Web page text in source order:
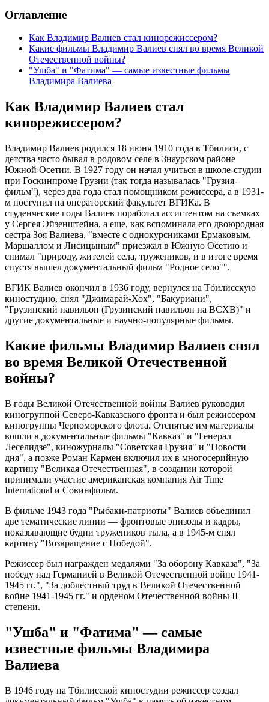
Оглавление
Как Владимир Валиев стал кинорежиссером?
Какие фильмы Владимир Валиев снял во время Великой
Отечественной войны?
"Ушба" и "Фатима" — самые известные фильмы
Владимира Валиева
Как Владимир Валиев стал
кинорежиссером?
Владимир Валиев родился 18 июня 1910 года в Тбилиси, с
детства часто бывал в родовом селе в Знаурском районе
Южной Осетии. В 1927 году он начал учиться в школе-студии
при Госкинпроме Грузии (так тогда называлась "Грузия-
фильм"), через два года стал помощником режиссера, а в 1931-
м поступил на операторский факультет ВГИКа. В
студенческие годы Валиев поработал ассистентом на съемках
у Сергея Эйзенштейна, а еще, как вспоминала его двоюродная
сестра Зоя Валиева, "вместе с однокурсниками Ермаковым,
Маршаллом и Лисицыным" приезжал в Южную Осетию и
снимал "природу, жителей села, тружеников, и в итоге время
спустя вышел документальный фильм "Родное село"".
ВГИК Валиев окончил в 1936 году, вернулся на Тбилисскую
киностудию, снял "Джимарай-Хох", "Бакуриани",
"Грузинский павильон (Грузинский павильон на ВСХВ)" и
другие документальные и научно-популярные фильмы.
Какие фильмы Владимир Валиев снял
во время Великой Отечественной
войны?
В годы Великой Отечественной войны Валиев руководил
киногруппой Северо-Кавказского фронта и был режиссером
киногруппы Черноморского флота. Отснятые им материалы
вошли в документальные фильмы "Кавказ" и "Генерал
Леселидзе", киножурналы "Советская Грузия" и "Новости
дня", а позже Роман Кармен включил их в многосерийную
картину "Великая Отечественная", в создании которой
принимали участие американская компания Air Time
International и Совинфильм.
В фильме 1943 года "Рыбаки-патриоты" Валиев объединил
две тематические линии — фронтовые эпизоды и кадры,
показывающие будни тружеников тыла, а в 1945-м снял
картину "Возвращение с Победой".
Режиссер был награжден медалями "За оборону Кавказа", "За
победу над Германией в Великой Отечественной войне 1941-
1945 гг.", "За доблестный труд в Великой Отечественной
войне 1941-1945 гг." и орденом Отечественной войны II
степени.
"Ушба" и "Фатима" — самые
известные фильмы Владимира
Валиева
В 1946 году на Тбилисской киностудии режиссер создал